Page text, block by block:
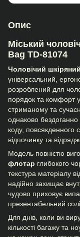
Опис
Міський
Bag TD-81074
Чоловічий
універсальний,
розроблений для
порядок та комфорт
стриманому та
однаково
коду, повсякденного
відпочинку та
Модель повністю
флотар глибокого
текстура матеріалу
надійно захищає
чудово приховує
презентабельний
Для днів, коли ви
кількості багажу та